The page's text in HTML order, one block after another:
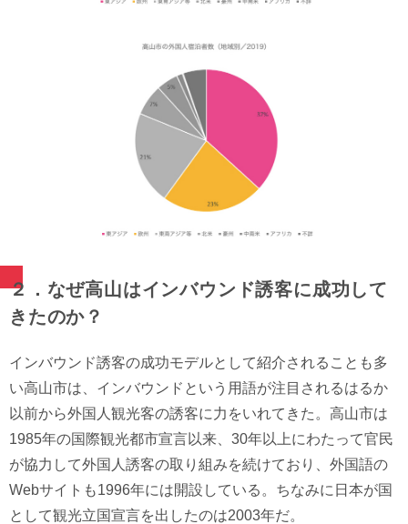
２．なぜ高山はインバウンド誘客に成功して
きたのか？
インバウンド誘客の成功モデルとして紹介されることも多
い高山市は、インバウンドという用語が注目されるはるか
以前から外国人観光客の誘客に力をいれてきた。高山市は
1985年の国際観光都市宣言以来、30年以上にわたって官民
が協力して外国人誘客の取り組みを続けており、外国語の
Webサイトも1996年には開設している。ちなみに日本が国
として観光立国宣言を出したのは2003年だ。